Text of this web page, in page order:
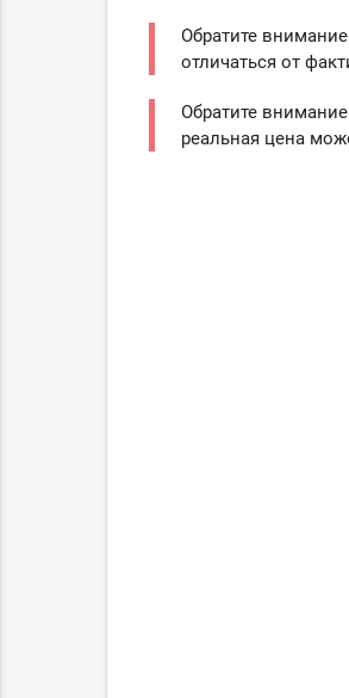
Обратите
отличаться от
Обратите
реальная цена